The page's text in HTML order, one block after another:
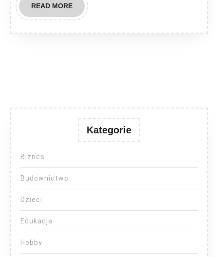
READ MOREREAD
MORE
Kategorie
Biznes
Budownictwo
Dzieci
Edukacja
Hobby